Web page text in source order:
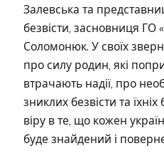
Залевська та
безвісти, засновниця ГО
Соломонюк. У своїх
про силу родин, які
втрачають надії, про
зниклих безвісти та
віру в те, що кожен
буде знайдений і